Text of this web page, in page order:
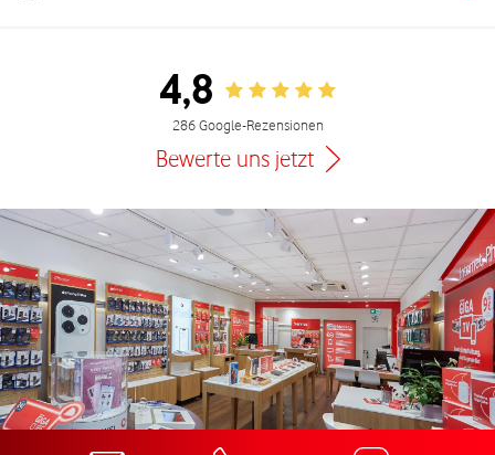
4,8 Rating 4.8
286 Google-Rezensionen
Bewerte uns jetzt